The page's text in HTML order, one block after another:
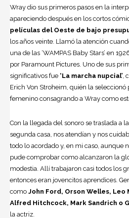
Wray dio sus primeros pasos en la
apareciendo después en los cortos
películas del Oeste de bajo
los años veinte. Llamó la atención
una de las ‘WAMPAS Baby Stars’ en
por Paramount Pictures. Uno de sus
significativos fue ‘La marcha nupcial’ ,
Erich Von Stroheim, quién la
femenino consagrando a Wray como
Con la llegada del sonoro se traslada a
segunda casa, nos atendían y nos
todo lo acordado y, en mi caso, aunque
pude comprobar como alcanzaron la
modestia. Allí trabajaron casi todos los
entonces eran jovencitos aprendices.
como John Ford, Orson Welles, Leo
Alfred Hitchcock, Mark Sandrich o
la actriz.